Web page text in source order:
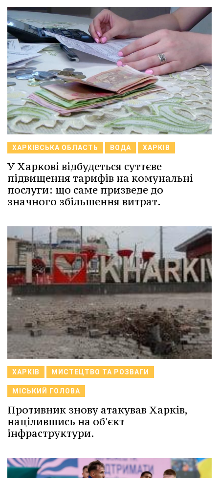
ХАРКІВСЬКА ОБЛАСТЬ ВОДА ХАРКІВ
У Харкові відбудеться суттєве
підвищення тарифів на комунальні
послуги: що саме призведе до
значного збільшення витрат.
ХАРКІВ МИСТЕЦТВО ТА РОЗВАГИ
МІСЬКИЙ ГОЛОВА
Противник знову атакував Харків,
націлившись на об'єкт
інфраструктури.